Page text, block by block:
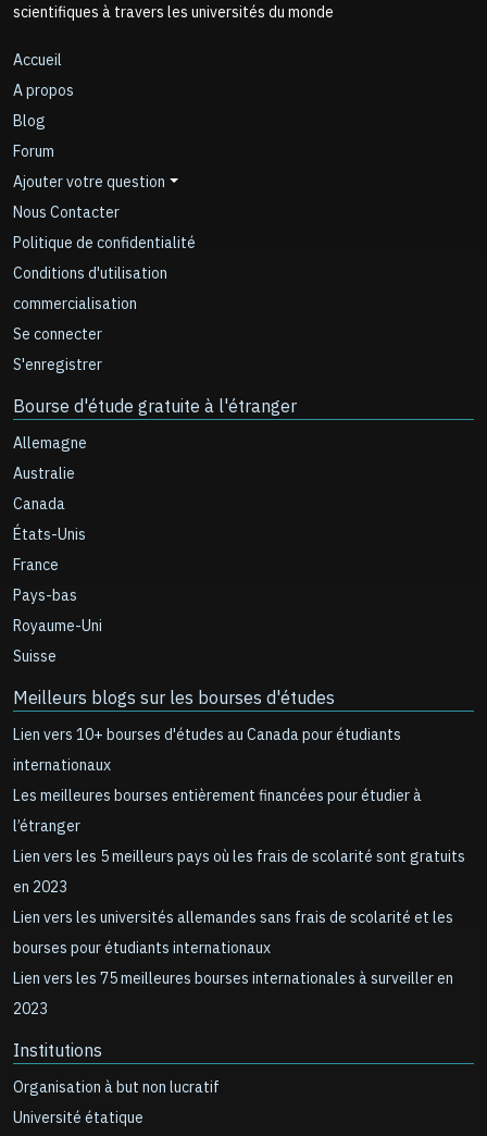
scientifiques à travers les universités du monde
Accueil
A propos
Blog
Forum
Ajouter votre question
Nous Contacter
Politique de confidentialité
Conditions d'utilisation
commercialisation
Se connecter
S'enregistrer
Bourse d'étude gratuite à l'étranger
Allemagne
Australie
Canada
États-Unis
France
Pays-bas
Royaume-Uni
Suisse
Meilleurs blogs sur les bourses d'études
Lien vers 10+ bourses d'études au Canada pour étudiants
internationaux
Les meilleures bourses entièrement financées pour étudier à
l’étranger
Lien vers les 5 meilleurs pays où les frais de scolarité sont gratuits
en 2023
Lien vers les universités allemandes sans frais de scolarité et les
bourses pour étudiants internationaux
Lien vers les 75 meilleures bourses internationales à surveiller en
2023
Institutions
Organisation à but non lucratif
Université étatique